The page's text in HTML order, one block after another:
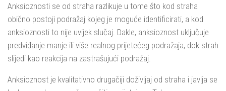
Anksioznosti se od straha razlikuje u tome što kod straha
obično postoji podražaj kojeg je moguće identificirati, a kod
anksioznosti to nije uvijek slučaj. Dakle, anksioznost uključuje
predviđanje manje ili više realnog prijetećeg podražaja, dok strah
slijedi kao reakcija na zastrašujući podražaj.
Anksioznost je kvalitativno drugačiji doživljaj od straha i javlja se